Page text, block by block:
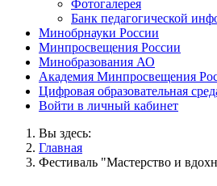
Фотогалерея
Банк педагогической
Минобрнауки России
Минпросвещения России
Минобразования АО
Академия Минпросвещения
Цифровая образовательная
Войти в личный кабинет
Вы здесь:
Главная
Фестиваль "Мастерство и